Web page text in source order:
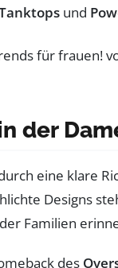
und
der
eine klare
Designs
Familien
des